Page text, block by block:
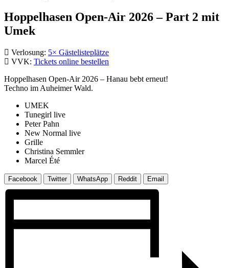
Hoppelhasen Open-Air 2026 – Part 2 mit
Umek
Verlosung: 5× Gästelisteplätze
VVK: Tickets online bestellen
Hoppelhasen Open-Air 2026 – Hanau bebt erneut!
Techno im Auheimer Wald.
UMEK
Tunegirl live
Peter Pahn
New Normal live
Grille
Christina Semmler
Marcel Été
Facebook Twitter WhatsApp Reddit Email